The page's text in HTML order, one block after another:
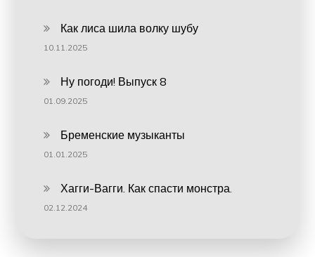
Как лиса шила волку шубу
10.11.2025
Ну погоди! Выпуск 8
01.09.2025
Бременские музыканты
01.01.2025
Хагги-Вагги. Как спасти монстра.
02.12.2024